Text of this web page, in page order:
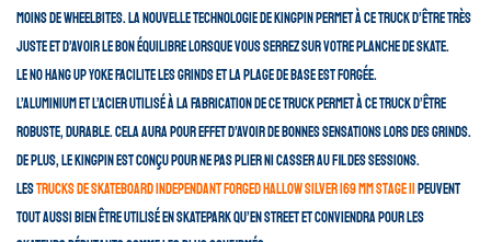
moins de wheelbites. La nouvelle technologie de Kingpin permet à ce truck d’être très
juste et d’avoir le bon équilibre lorsque vous serrez sur votre planche de skate.
Le No Hang Up Yoke facilite les grinds et la plage de base est forgée.
L’aluminium et l’acier utilisé à la fabrication de ce truck permet à ce truck d’être
robuste, durable. Cela aura pour effet d’avoir de bonnes sensations lors des grinds.
De plus, le kingpin est conçu pour ne pas plier ni casser au fil des sessions.
Lestrucks de skateboard Independant Forged Hallow Silver 169 mm Stage 11
peuvent
tout aussi bien être utilisé en skatepark qu’en street et conviendra pour les